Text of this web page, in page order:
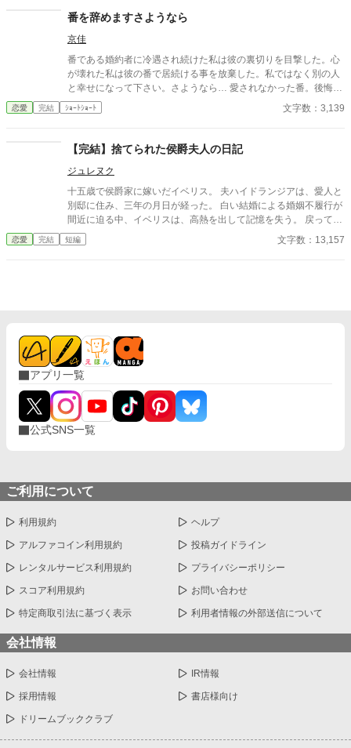
ー。
番を辞めますさようなら
京佳
番である婚約者に冷遇され続けた私は彼の裏切りを目撃した。心
が壊れた私は彼の番で居続ける事を放棄した。私ではなく別の人
と幸せになって下さい。さようなら… 愛されなかった番。後悔ざ
まぁ。すれ違いエンド。ゆるゆる設定。 ※沢山のお気に入り＆い
いねをありがとうございます。感謝感謝♡
恋愛 完結 ｼｮｰﾄｼｮｰﾄ 文字数：3,139
【完結】捨てられた侯爵夫人の日記
ジュレヌク
十五歳で侯爵家に嫁いだイベリス。 夫ハイドランジアは、愛人と
別邸に住み、三年の月日が経った。 白い結婚による婚姻不履行が
間近に迫る中、イベリスは、高熱を出して記憶を失う。 戻ってき
た夫は、妻に仕える侍女アリッサムから、いない月日の間書き綴
られた日記を手渡される。 そこには、出会った日から自分を恋し
恋愛 完結 短編 文字数：13,157
アプリ一覧
公式SNS一覧
ご利用について
利用規約 ヘルプ
アルファコイン利用規約 投稿ガイドライン
レンタルサービス利用規約 プライバシーポリシー
スコア利用規約 お問い合わせ
特定商取引法に基づく表示 利用者情報の外部送信について
会社情報
会社情報 IR情報
採用情報 書店様向け
ドリームブッククラブ